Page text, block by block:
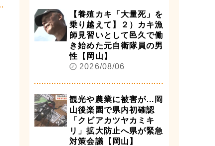
【養殖カキ「大量死」を
乗り越えて】２）カキ漁
師見習いとして邑久で働
き始めた元自衛隊員の男
性【岡山】
2026/08/06
観光や農業に被害が…岡
山後楽園で県内初確認
「クビアカツヤカミキ
リ」拡大防止へ県が緊急
対策会議【岡山】